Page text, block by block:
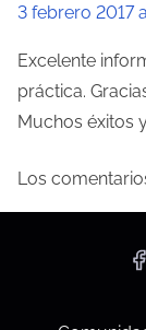
3 febrero 2017
Excelente
práctica.
Muchos éxitos
Los